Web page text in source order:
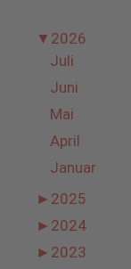
▼ 2026
Juli
Juni
Mai
April
Januar
► 2025
► 2024
► 2023